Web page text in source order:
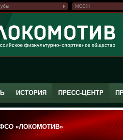
МССЖ
ИСТОРИЯ ПРЕСС-ЦЕНТР
«ЛОКОМОТИВ»